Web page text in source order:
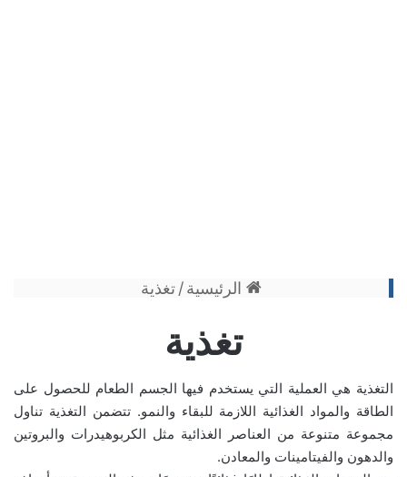
الرئيسية/تغذية
تغذية
التغذية هي العملية التي يستخدم فيها الجسم الطعام للحصول على
الطاقة والمواد الغذائية اللازمة للبقاء والنمو. تتضمن التغذية تناول
مجموعة متنوعة من العناصر الغذائية مثل الكربوهيدرات والبروتين
والدهون والفيتامينات والمعادن.